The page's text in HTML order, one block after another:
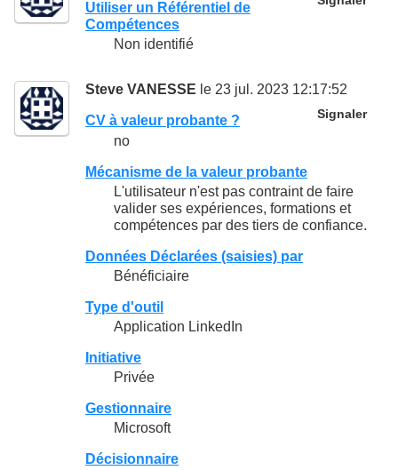
Utiliser un Référentiel de
Compétences
Non identifié
Steve VANESSE le 23 jul. 2023 12:17:52
Signaler
CV à valeur probante ?
no
Mécanisme de la valeur probante
L'utilisateur n'est pas contraint de faire
valider ses expériences, formations et
compétences par des tiers de confiance.
Données Déclarées (saisies) par
Bénéficiaire
Type d'outil
Application LinkedIn
Initiative
Privée
Gestionnaire
Microsoft
Décisionnaire